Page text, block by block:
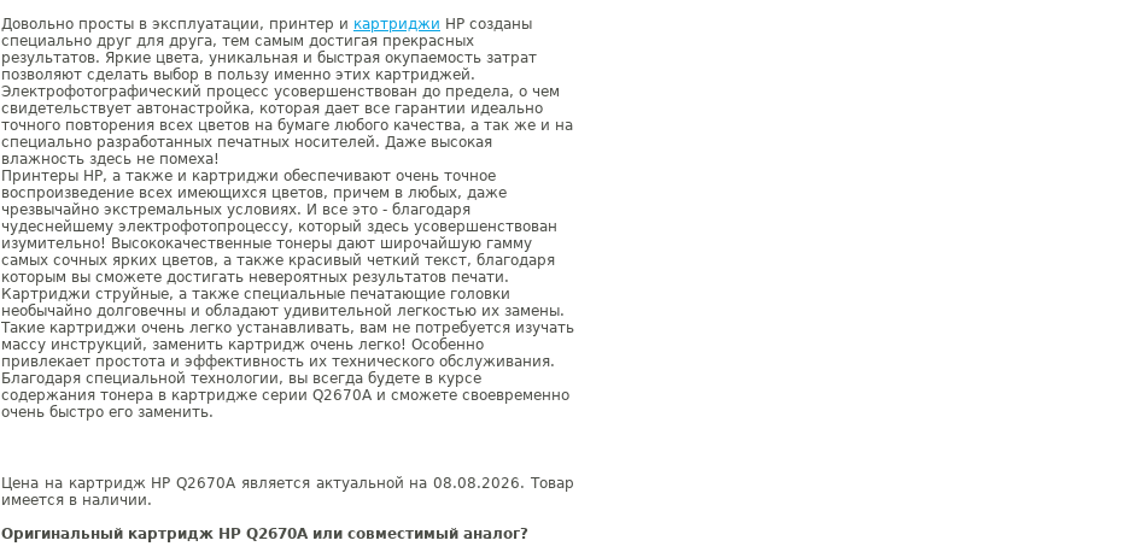
Довольно просты в эксплуатации, принтер и картриджи HP созданы
специально друг для друга, тем самым достигая прекрасных
результатов. Яркие цвета, уникальная и быстрая окупаемость затрат
позволяют сделать выбор в пользу именно этих картриджей.
Электрофотографический процесс усовершенствован до предела, о чем
свидетельствует автонастройка, которая дает все гарантии идеально
точного повторения всех цветов на бумаге любого качества, а так же и на
специально разработанных печатных носителей. Даже высокая
влажность здесь не помеха!
Принтеры HP, а также и картриджи обеспечивают очень точное
воспроизведение всех имеющихся цветов, причем в любых, даже
чрезвычайно экстремальных условиях. И все это - благодаря
чудеснейшему электрофотопроцессу, который здесь усовершенствован
изумительно! Высококачественные тонеры дают широчайшую гамму
самых сочных ярких цветов, а также красивый четкий текст, благодаря
которым вы сможете достигать невероятных результатов печати.
Картриджи струйные, а также специальные печатающие головки
необычайно долговечны и обладают удивительной легкостью их замены.
Такие картриджи очень легко устанавливать, вам не потребуется изучать
массу инструкций, заменить картридж очень легко! Особенно
привлекает простота и эффективность их технического обслуживания.
Благодаря специальной технологии, вы всегда будете в курсе
содержания тонера в картридже серии Q2670A и сможете своевременно
очень быстро его заменить.
Цена на картридж HP Q2670A является актуальной на 08.08.2026. Товар
имеется в наличии.
Оригинальный картридж HP Q2670A или совместимый аналог?